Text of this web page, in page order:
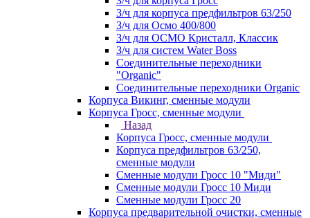
З/ч для корпуса предфильтров 63/250
З/ч для Осмо 400/800
З/ч для ОСМО Кристалл, Классик
З/ч для систем Water Boss
Соединительные переходники
"Organic"
Соединительные переходники Organic
Корпуса Викинг, сменные модули
Корпуса Гросс, сменные модули
Назад
Корпуса Гросс, сменные модули
Корпуса предфильтров 63/250,
сменные модули
Сменные модули Гросс 10 "Миди"
Сменные модули Гросс 10 Миди
Сменные модули Гросс 20
Корпуса предварительной очистки, сменные